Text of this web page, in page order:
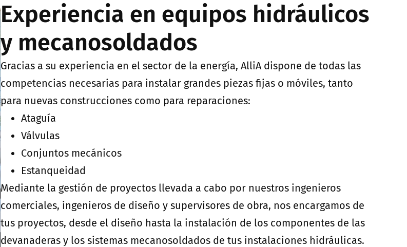
Experiencia en equipos hidráulicos
y mecanosoldados
Gracias a su experiencia en el sector de la energía, AlliA dispone de todas las
competencias necesarias para instalar grandes piezas fijas o móviles, tanto
para nuevas construcciones como para reparaciones:
Ataguía
Válvulas
Conjuntos mecánicos
Estanqueidad
Mediante la gestión de proyectos llevada a cabo por nuestros ingenieros
comerciales, ingenieros de diseño y supervisores de obra, nos encargamos de
tus proyectos, desde el diseño hasta la instalación de los componentes de las
devanaderas y los sistemas mecanosoldados de tus instalaciones hidráulicas.